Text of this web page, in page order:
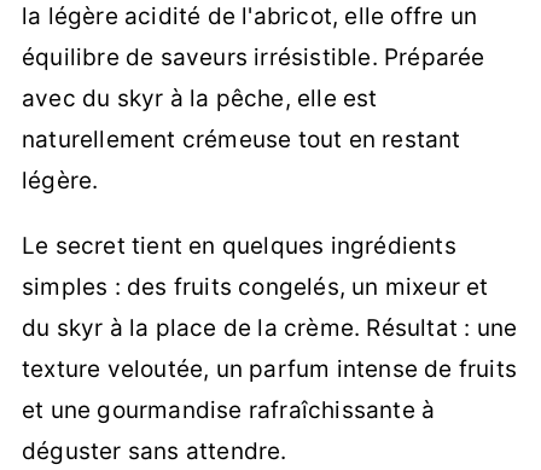
la légère acidité de l'abricot, elle offre un
équilibre de saveurs irrésistible. Préparée
avec du skyr à la pêche, elle est
naturellement crémeuse tout en restant
légère.
Le secret tient en quelques ingrédients
simples : des fruits congelés, un mixeur et
du skyr à la place de la crème. Résultat : une
texture veloutée, un parfum intense de fruits
et une gourmandise rafraîchissante à
déguster sans attendre.